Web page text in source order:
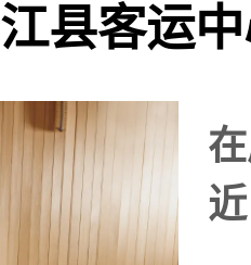
县客运